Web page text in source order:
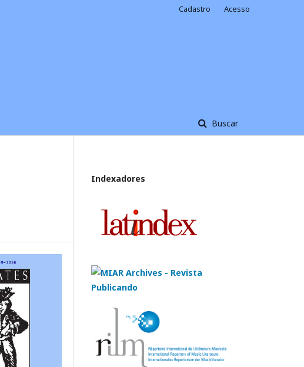
Buscar
Cadastro Acesso
Indexadores